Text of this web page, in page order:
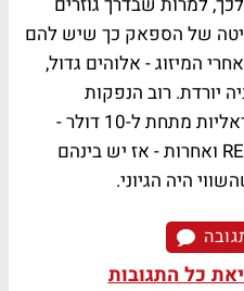
של הספאק כך שיש להם
המיזוג - אלוהים גדול,
יורדת. רוב הנפקות
הספקאקים של החברות הישראליות מתחת ל-10 דולר -
טאבולה, איירון סורס, פיוניר, REE ואחרות - אז יש בינהם
היה הגיוני.
כל התגובות